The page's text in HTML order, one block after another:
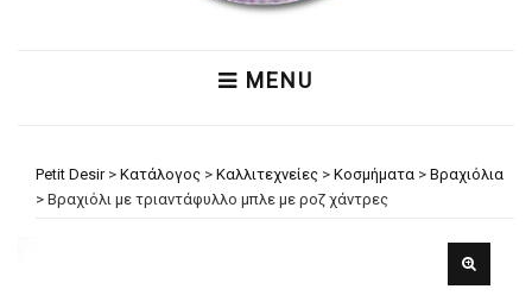
MENU
Petit Desir> Κατάλογος > Καλλιτεχνείες > Κοσμήματα > Βραχιόλια
> Βραχιόλι με τριαντάφυλλο μπλε με ροζ χάντρες